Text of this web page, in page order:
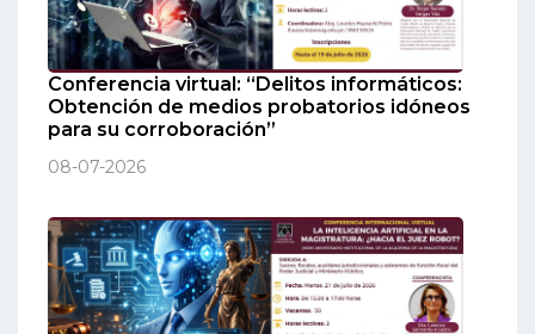
Conferencia virtual: “Delitos informáticos:
Obtención de medios probatorios idóneos
para su corroboración”
08-07-2026